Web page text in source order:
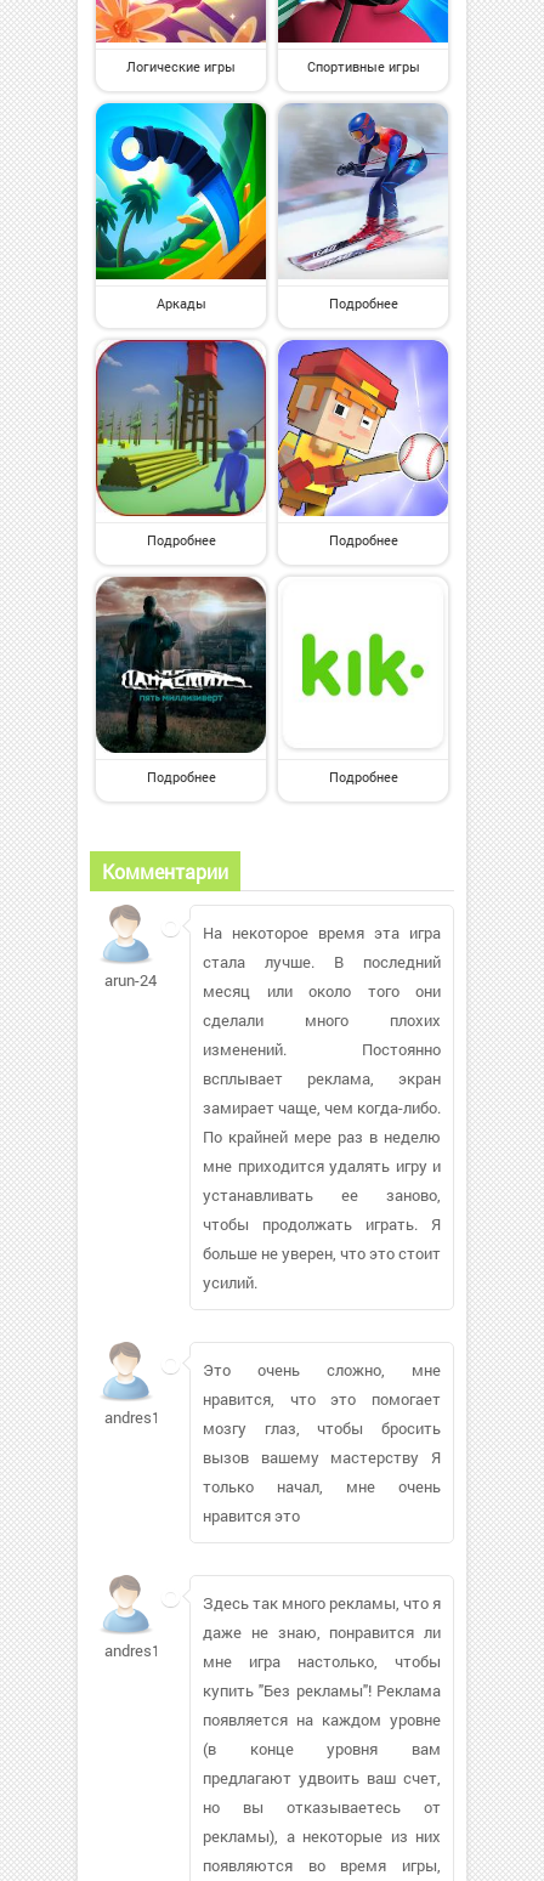
Логические игры Спортивные игры
Аркады Подробнее
Подробнее Подробнее
Подробнее Подробнее
Комментарии
arun-24
На некоторое время эта игра
стала лучше. В последний
месяц или около того они
сделали много плохих
изменений. Постоянно
всплывает реклама, экран
замирает чаще, чем когда-либо.
По крайней мере раз в неделю
мне приходится удалять игру и
устанавливать ее заново,
чтобы продолжать играть. Я
больше не уверен, что это стоит
усилий.
andres1202898
Это очень сложно, мне
нравится, что это помогает
мозгу глаз, чтобы бросить
вызов вашему мастерству Я
только начал, мне очень
нравится это
andres1202189
Здесь так много рекламы, что я
даже не знаю, понравится ли
мне игра настолько, чтобы
купить "Без рекламы"! Реклама
появляется на каждом уровне
(в конце уровня вам
предлагают удвоить ваш счет,
но вы отказываетесь от
рекламы), а некоторые из них
появляются во время игры,